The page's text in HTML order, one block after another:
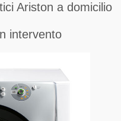
Ariston a domicilio
intervento